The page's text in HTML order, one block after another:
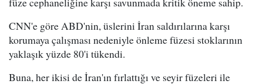
CNN'e göre ABD'nin, üslerini İran saldırılarına karşı
korumaya çalışması nedeniyle önleme füzesi stoklarının
yaklaşık yüzde 80'i tükendi.
Buna, her ikisi de İran'ın fırlattığı ve seyir füzeleri ile